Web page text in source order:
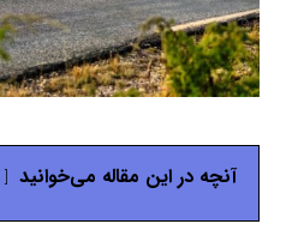
آنچه در این مقاله می‌خوانید